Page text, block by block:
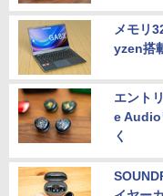
メモリ
yzen搭
エント
e Audio
く